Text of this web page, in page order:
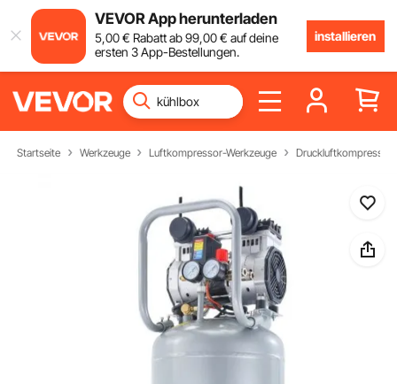
VEVOR App herunterladen
5,00€ Rabatt ab99,00€ auf deine
ersten 3 App-Bestellungen.
installieren
Startseite Werkzeuge Luftkompressor-Werkzeuge Druckluftkompressor